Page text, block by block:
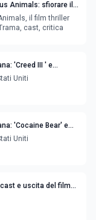
Animals: sfiorare il
il film thriller
Trama, cast, critica
'Creed III ' e
Uniti
'Cocaine Bear' e
novità
Uniti
e uscita del film